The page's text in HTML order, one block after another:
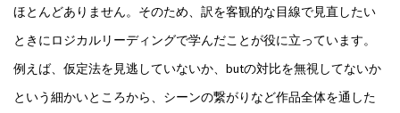
ほとんどありません。そのため、訳を客観的な目線で見直したい
ときにロジカルリーディングで学んだことが役に立っています。
例えば、仮定法を見逃していないか、butの対比を無視してないか
という細かいところから、シーンの繋がりなど作品全体を通した